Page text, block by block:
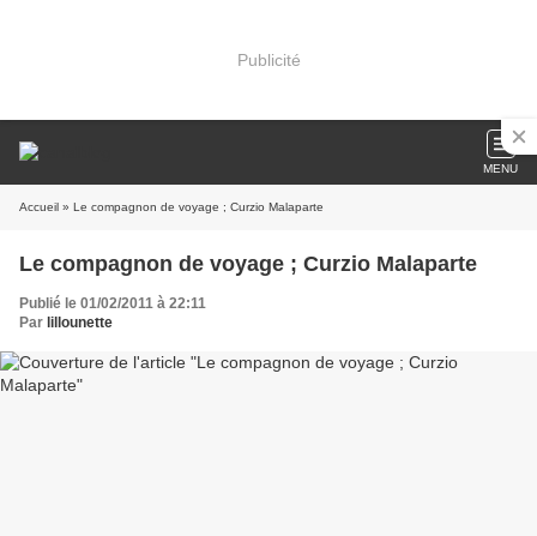
Publicité
MENU
Accueil » Le compagnon de voyage ; Curzio Malaparte
Le compagnon de voyage ; Curzio Malaparte
Publié le 01/02/2011 à 22:11
Par lillounette